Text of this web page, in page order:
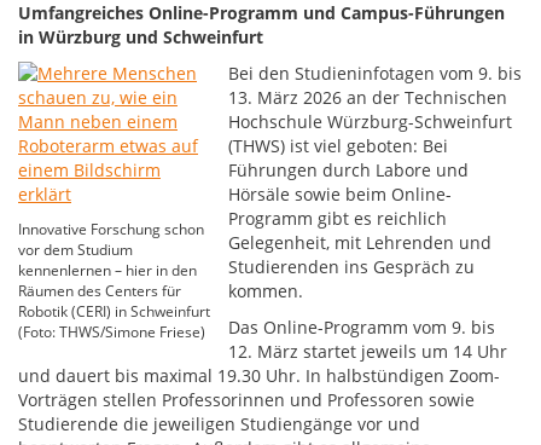
Umfangreiches Online-Programm und Campus-Führungen
in Würzburg und Schweinfurt
Innovative Forschung schon
vor dem Studium
kennenlernen – hier in den
Räumen des Centers für
Robotik (CERI) in Schweinfurt
(Foto: THWS/Simone Friese)
Bei den Studieninfotagen vom 9. bis
13. März 2026 an der Technischen
Hochschule Würzburg-Schweinfurt
(THWS) ist viel geboten: Bei
Führungen durch Labore und
Hörsäle sowie beim Online-
Programm gibt es reichlich
Gelegenheit, mit Lehrenden und
Studierenden ins Gespräch zu
kommen.
Das Online-Programm vom 9. bis
12. März startet jeweils um 14 Uhr
und dauert bis maximal 19.30 Uhr. In halbstündigen Zoom-
Vorträgen stellen Professorinnen und Professoren sowie
Studierende die jeweiligen Studiengänge vor und